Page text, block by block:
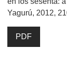
Yagurú, 2012,
PDF